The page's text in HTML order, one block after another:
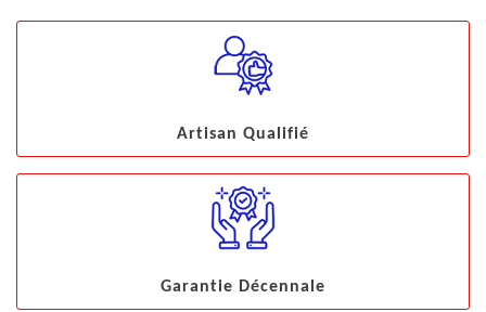
Artisan Qualifié
Garantie Décennale